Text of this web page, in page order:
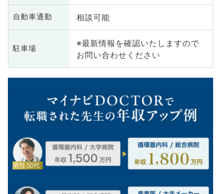
自動車通勤 相談可能
駐車場
※最新情報を確認いたしますので
お問い合わせください